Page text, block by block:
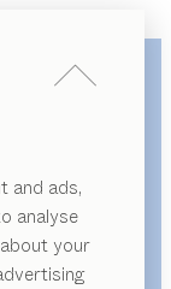
and ads,
analyse
your